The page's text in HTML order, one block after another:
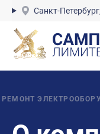
Санкт-
РЕМОНТ